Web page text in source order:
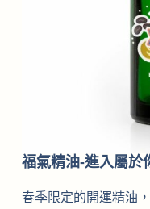
福氣精油-進入屬於
春季限定的開運精油